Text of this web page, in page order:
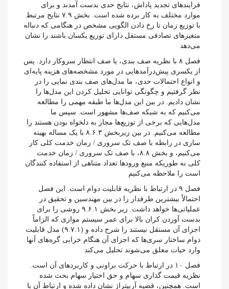
فرایند‌های تجدید پاداش، نتایج حدی بدست آمدند و برای
موارد مختلف به کار برده شده است. بخش ۷.۹ نتایج مرتبط
با توزیع زمان تا رخ دادن الگویی مشخص در هنگامی که دنباله
متغیرهای تصادفی مستقل دارای توزیع یکسان باشند را نشان
می‌دهد
فصل ۸ با نظریه صف بندی، یا صف انتظار سروکار دارد. پس
از یکسری پیش‌درآمدهایی در مورد مشخصه‌های هزینه پایه‌ای
و انواع احتمالات حدی، ما مدل‌های صف بندی نمایی را در
نظر گرفتیم و چگونگی توانایی تحلیل کردن این مدل‌ها را
نشان دادیم. در بین این مدل‌ها ما طبقه مهمی را مطالعه
می‌کنیم که به شبکه صف‌ها مشهور است. سپس ما
مدل‌هایی که برخی از توزیع‌ها مجاز به دلخواه بودن هستند را
مطالعه می‌کنیم. در بین زیربخش ۸.۶.۳ با یک مساله بهینه
سازی در رابطه با صف تک سروری / زمان خدمت کلی کار
می‌کنیم، و بخش ۸.۸، با صف تک سروری / زمان خدمت
کلی به طوریکه منبع ورودها تعداد متناهی از استفاده کنندگان
است را ملاحظه می‌کنیم
فصل ۹ در ارتباط با نظریه قابلیت دوام است. این فصل
احتمالاً بیشترین طرفدار را در بین مهندسین و تحقیق در
عملیاتی‌ها خواهد داشت. زیر بخش ۹.۶.۱ روشی را برای
بدست آوردن کران بالا برای عمر سیستم موازی که الزاماً
اجزای آن مستقل نیستند را شرح داده و (۹.۷.۱) مدل قابلیت
دوام ساختار سری‌ها که اجزای آن هنگام خرابی گره‌های آنها
وارد حیات معلق می‌شوند تحلیل می‌کند
فصل ۱۰ در ارتباط با حرکت براونی و کاربردهای آن است.
نظریه قیمت گذاری سهام و حق اختیار سهام بحث شده
است. همچنین، قضیه آربیتراژ نشان داده شده و ارتباط آن با